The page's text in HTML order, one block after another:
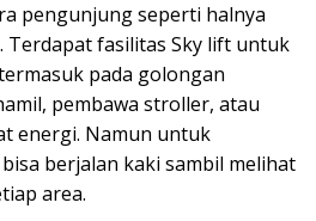
pengunjung seperti halnya
Terdapat fasilitas Sky lift untuk
pada golongan
pembawa stroller, atau
energi. Namun untuk
berjalan kaki sambil melihat
area.